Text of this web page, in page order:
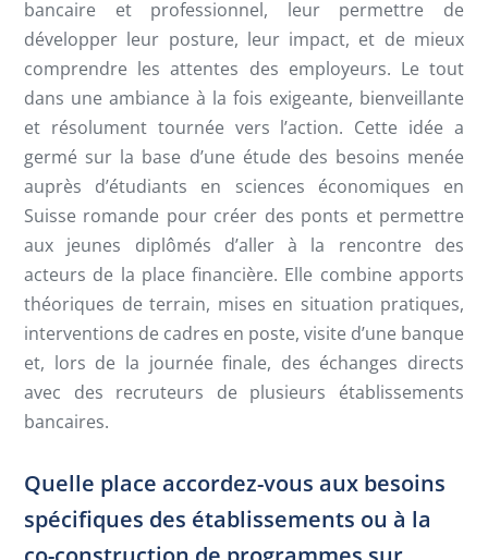
bancaire et professionnel, leur permettre de
développer leur posture, leur impact, et de mieux
comprendre les attentes des employeurs. Le tout
dans une ambiance à la fois exigeante, bienveillante
et résolument tournée vers l’action. Cette idée a
germé sur la base d’une étude des besoins menée
auprès d’étudiants en sciences économiques en
Suisse romande pour créer des ponts et permettre
aux jeunes diplômés d’aller à la rencontre des
acteurs de la place financière. Elle combine apports
théoriques de terrain, mises en situation pratiques,
interventions de cadres en poste, visite d’une banque
et, lors de la journée finale, des échanges directs
avec des recruteurs de plusieurs établissements
bancaires.
Quelle place accordez-vous aux besoins
spécifiques des établissements ou à la